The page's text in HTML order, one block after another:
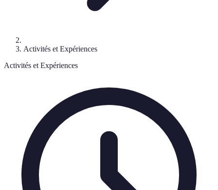
Activités et Expériences
Activités et Expériences